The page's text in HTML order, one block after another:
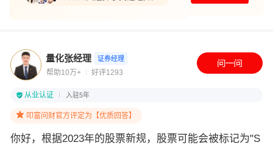
量化张经理 证券经理
帮助10万+ 好评1293
从业认证 入驻5年
叩富问财官方评定为【优质回答】
你好，根据2023年的股票新规，股票可能会被标记为"S